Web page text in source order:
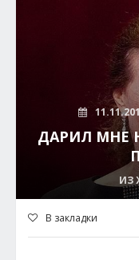
ДАРИЛ МНЕ
ИЗ
В закладки